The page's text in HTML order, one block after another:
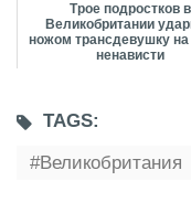
Трое подростков в
Великобритании
ножом трансдевушку на
ненависти
TAGS:
Великобритания